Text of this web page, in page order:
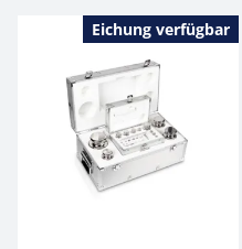
Eichung verfügbar